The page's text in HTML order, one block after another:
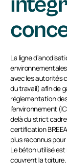
La ligne
avec les autorités
du travail) afin de
réglementation
l’environnement
delà du strict
certification
plus reconnus
Le béton utilisé
couvrent la